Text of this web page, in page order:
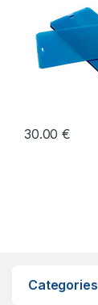
30.00€
Categories